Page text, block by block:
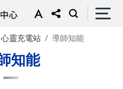
心靈充電站 導師知能
知能